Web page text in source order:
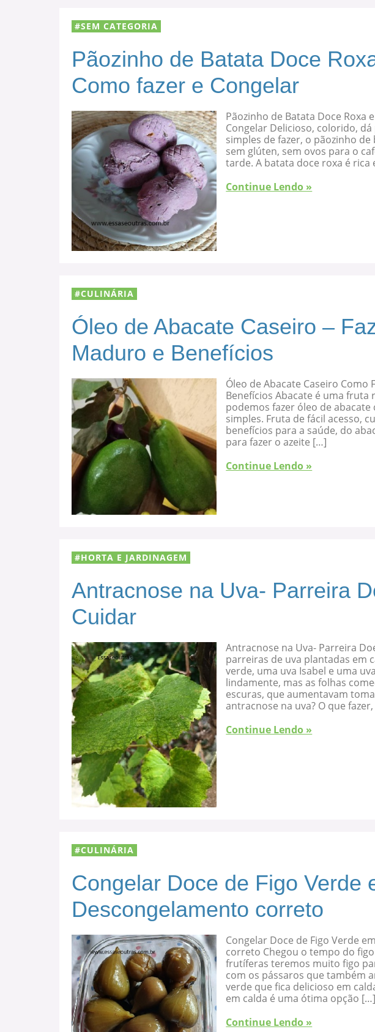
SEM CATEGORIA
Pãozinho de Batata Doce
Como fazer e Congelar
Pãozinho de Batata Doce Roxa
Congelar Delicioso, colorido,
simples de fazer, o pãozinho
sem glúten, sem ovos para o
tarde. A batata doce roxa é
Continue Lendo »
CULINÁRIA
Óleo de Abacate Caseiro –
Maduro e Benefícios
Óleo de Abacate Caseiro Como
Benefícios Abacate é uma
podemos fazer óleo de
simples. Fruta de fácil acesso,
benefícios para a saúde, do
para fazer o azeite […]
Continue Lendo »
HORTA E JARDINAGEM
Antracnose na Uva- Parreira
Cuidar
Antracnose na Uva- Parreira
parreiras de uva plantadas em
verde, uma uva Isabel e uma
lindamente, mas as folhas
escuras, que aumentavam
antracnose na uva? O que
Continue Lendo »
CULINÁRIA
Congelar Doce de Figo Verde
Descongelamento correto
Congelar Doce de Figo Verde
correto Chegou o tempo do
frutíferas teremos muito figo
com os pássaros que também
verde que fica delicioso em
em calda é uma ótima opção […]
Continue Lendo »